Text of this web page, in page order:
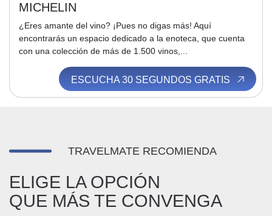
MICHELIN
¿Eres amante del vino? ¡Pues no digas más! Aquí
encontrarás un espacio dedicado a la enoteca, que cuenta
con una colección de más de 1.500 vinos,...
ESCUCHA 30 SEGUNDOS GRATIS
TRAVELMATE RECOMIENDA
ELIGE LA OPCIÓN
QUE MÁS TE CONVENGA